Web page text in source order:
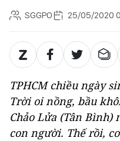
SGGPO 25/05/2020
TPHCM chiều ngày
Trời oi nồng, bầu
Chảo Lửa (Tân
con người. Thế rồi,